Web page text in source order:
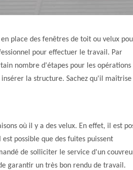
place des fenêtres de toit ou velux
pour effectuer le travail. Par
nombre d'étapes pour les opérations
la structure. Sachez qu'il maîtrise
où il y a des velux. En effet, il est
possible que des fuites puissent
de solliciter le service d'un
garantir un très bon rendu de travail.